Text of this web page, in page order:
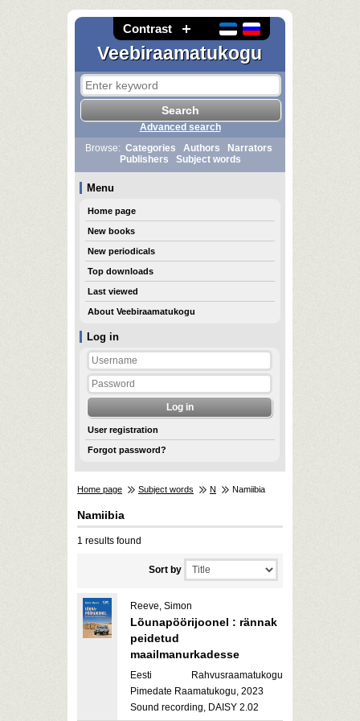
Contrast
Veebiraamatukogu
Log in
User registration
Forgot password?
Advanced search
Browse: Categories Authors
Narrators
Publishers
Subject words
Menu
Home page
New books
New periodicals
Top downloads
Last viewed
About Veebiraamatukogu
Home page Subject words N Namiibia
Namiibia
1 results found
Sort by
Reeve, Simon
Lõunapöörijoonel : rännak
peidetud
maailmanurkadesse
Eesti Rahvusraamatukogu
Pimedate Raamatukogu, 2023
Sound recording, DAISY 2.02